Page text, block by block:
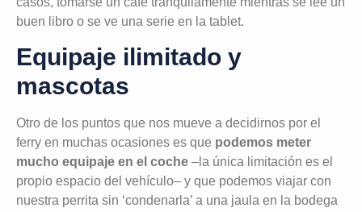
buen libro o se ve una serie en la tablet.
Equipaje ilimitado y
mascotas
Otro de los puntos que nos mueve a decidirnos por el
ferry en muchas ocasiones es que podemos meter
mucho equipaje en el coche –la única limitación es el
propio espacio del vehículo– y que podemos viajar con
nuestra perrita sin ‘condenarla’ a una jaula en la bodega